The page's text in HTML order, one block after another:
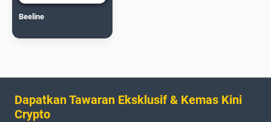
Beeline
Dapatkan Tawaran Eksklusif & Kemas Kini
Crypto